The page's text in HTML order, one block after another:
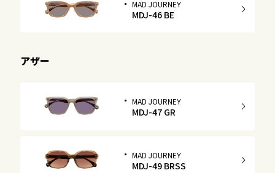
MAD JOURNEY
MDJ-46 BE
アザー
MAD JOURNEY
MDJ-47 GR
MAD JOURNEY
MDJ-49 BRSS